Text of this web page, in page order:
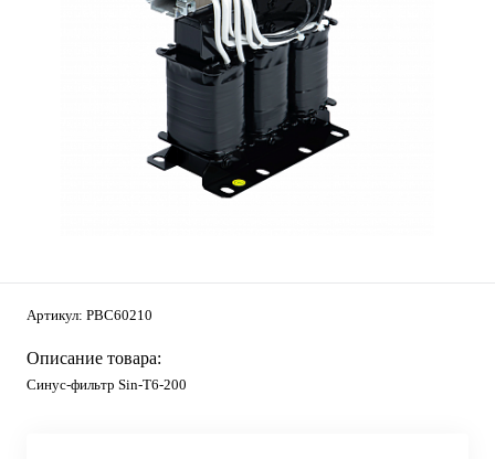
Артикул: PBC60210
Описание товара:
Синус-фильтр Sin-T6-200